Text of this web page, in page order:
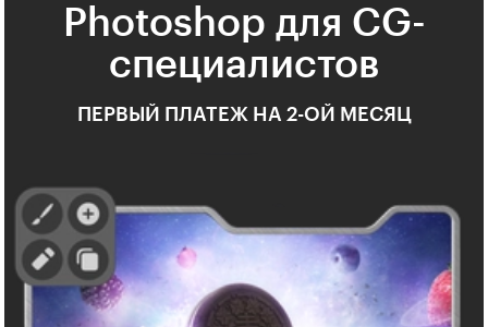
Photoshop для CG-
специалистов
ПЕРВЫЙ ПЛАТЕЖ НА 2-ОЙ МЕСЯЦ